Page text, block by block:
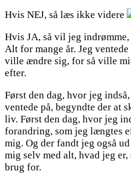
Hvis NEJ, så læs ikke videre
Hvis JA, så vil jeg
Alt for mange år. Jeg
ville ændre sig, for så ville
efter.
Først den dag, hvor jeg
ventede på, begyndte der at
liv. Først den dag, hvor jeg
forandring, som jeg længtes
mig. Og der fandt jeg også
mig selv med alt, hvad jeg
brug for.